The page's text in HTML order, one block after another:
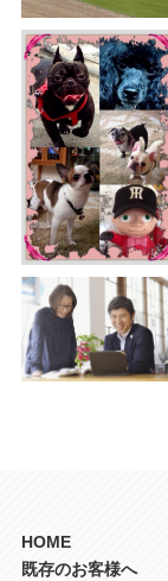
HOME
既存のお客様へ